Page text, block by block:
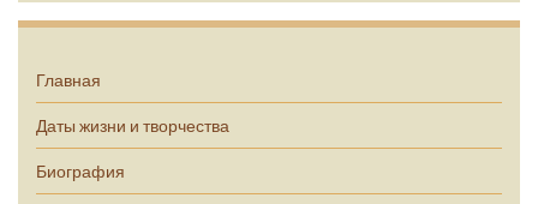
Главная
Даты жизни и творчества
Биография